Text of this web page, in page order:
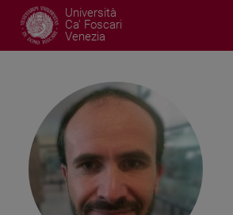
Università
Ca' Foscari
Venezia